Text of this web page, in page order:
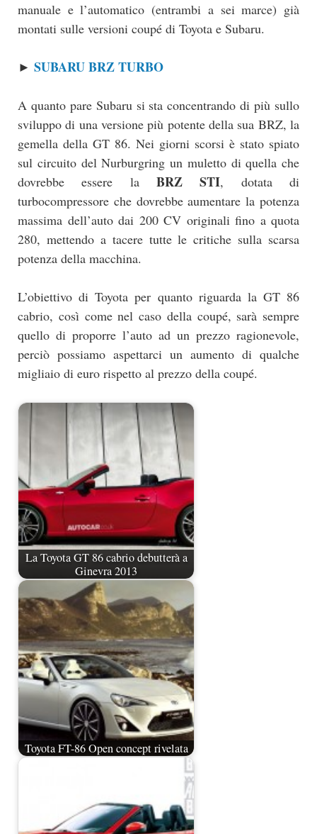
manuale e l’automatico (entrambi a sei marce) già
montati sulle versioni coupé di Toyota e Subaru.
► SUBARU BRZ TURBO
A quanto pare Subaru si sta concentrando di più sullo
sviluppo di una versione più potente della sua BRZ, la
gemella della GT 86. Nei giorni scorsi è stato spiato
sul circuito del Nurburgring un muletto di quella che
dovrebbe essere la BRZ STI, dotata di
turbocompressore che dovrebbe aumentare la potenza
massima dell’auto dai 200 CV originali fino a quota
280, mettendo a tacere tutte le critiche sulla scarsa
potenza della macchina.
L’obiettivo di Toyota per quanto riguarda la GT 86
cabrio, così come nel caso della coupé, sarà sempre
quello di proporre l’auto ad un prezzo ragionevole,
perciò possiamo aspettarci un aumento di qualche
migliaio di euro rispetto al prezzo della coupé.
La Toyota GT 86 cabrio debutterà a
Ginevra 2013
Toyota FT-86 Open concept rivelata